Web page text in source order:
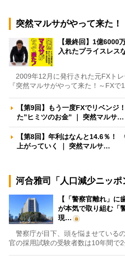
突然マルサがやって来た！
【最終回】1億6000
入れたプライスレス
2009年12月に発行された元FXト
『突然マルサがやって来た！～FXで
【第9回】もう一度FXでリベン
た”ヒミツのお金” ｜ 突然マルサ…
【第8回】年利はなんと14.6％！
上がっていく ｜ 突然マルサ…
河合雅司「人口減少ニッポ
【「警察官離れ」に
が本気で取り組む「
現…
警察庁が目下、頭を悩ませている
官の採用試験の受験者数は10年間で